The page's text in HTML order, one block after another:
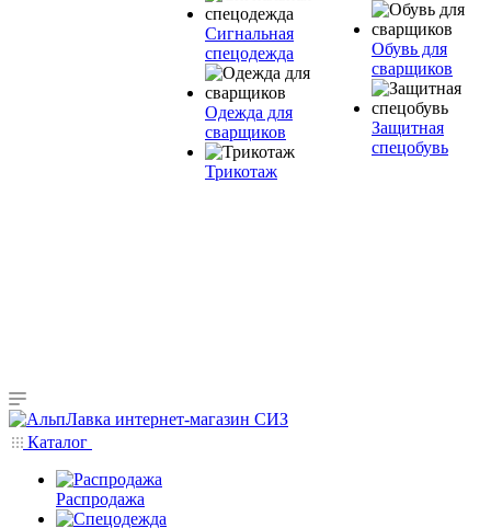
Сигнальная
спецодежда
Одежда для
сварщиков
Трикотаж
Обувь для
сварщиков
Защитная
спецобувь
Каталог
Распродажа